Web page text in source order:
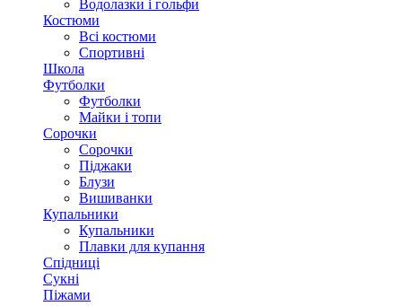
Водолазки і гольфи
Костюми
Всі костюми
Спортивні
Школа
Футболки
Футболки
Майки і топи
Сорочки
Сорочки
Піджаки
Блузи
Вишиванки
Купальники
Купальники
Плавки для купання
Спідниці
Сукні
Піжами